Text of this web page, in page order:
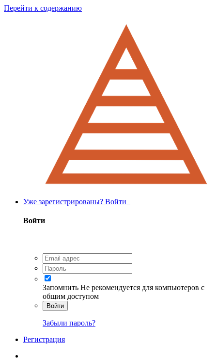
Перейти к содержанию
Уже зарегистрированы? Войти
Войти
Запомнить Не рекомендуется для компьютеров с
общим доступом
Войти
Забыли пароль?
Регистрация